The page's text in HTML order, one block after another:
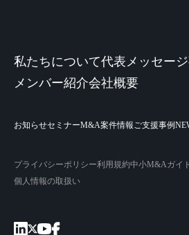
私たちについて代表メッセージ
メンバー紹介会社概要
お知らせセミナーM&A案件情報 ご支援事例
プライバシーポリシー利用規約中小M&Aガイ
個人情報の取扱い